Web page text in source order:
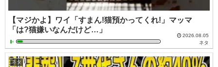
【マジかよ】ワイ「すまん!猫預かってくれ!」マッマ
「は?猫嫌いなんだけど…」
2026.08.05
ネタ
ネタ